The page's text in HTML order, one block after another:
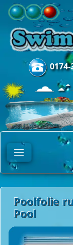
Poolfolie
Pool